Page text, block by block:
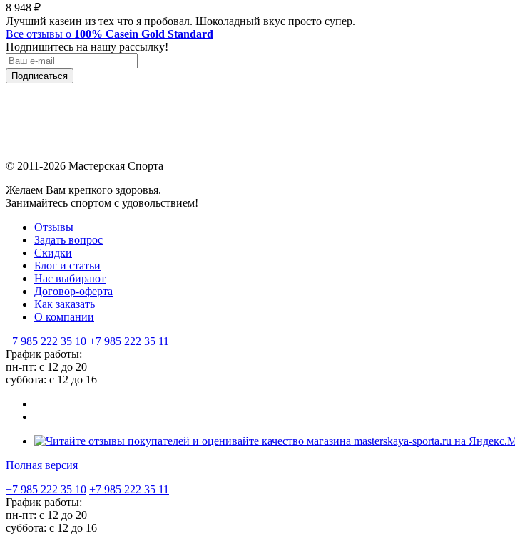
8 948 ₽
Лучший казеин из тех что я пробовал. Шоколадный вкус просто супер.
Все отзывы о 100% Casein Gold Standard
Подпишитесь на нашу рассылку!
Подписаться
© 2011-2026 Мастерская Спорта
Желаем Вам крепкого здоровья.
Занимайтесь спортом с удовольствием!
Отзывы
Задать вопрос
Скидки
Блог и статьи
Нас выбирают
Договор-оферта
Как заказать
О компании
+7 985 222 35 10 +7 985 222 35 11
График работы:
пн-пт: с 12 до 20
суббота: c 12 до 16
Полная версия
+7 985 222 35 10 +7 985 222 35 11
График работы:
пн-пт: с 12 до 20
суббота: c 12 до 16